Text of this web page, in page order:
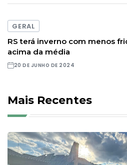
GERAL
RS terá inverno com menos
acima da média
20 DE JUNHO DE 2024
Mais Recentes